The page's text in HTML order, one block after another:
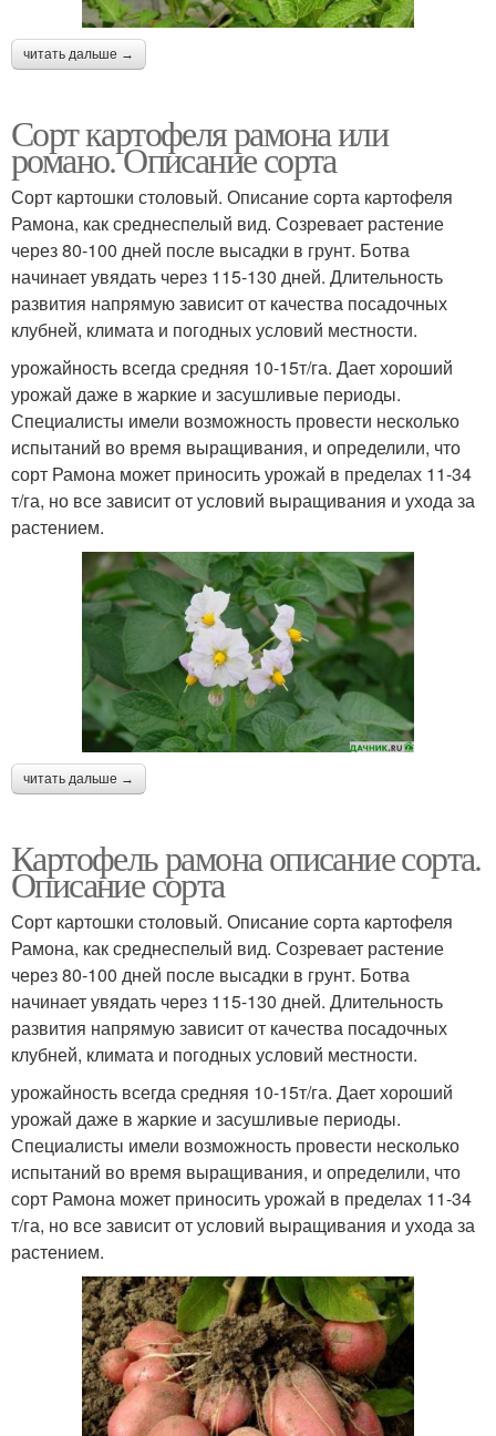
читать дальше →
Сорт картофеля рамона или
романо. Описание сорта
Сорт картошки столовый. Описание сорта картофеля
Рамона, как среднеспелый вид. Созревает растение
через 80-100 дней после высадки в грунт. Ботва
начинает увядать через 115-130 дней. Длительность
развития напрямую зависит от качества посадочных
клубней, климата и погодных условий местности.
урожайность всегда средняя 10-15т/га. Дает хороший
урожай даже в жаркие и засушливые периоды.
Специалисты имели возможность провести несколько
испытаний во время выращивания, и определили, что
сорт Рамона может приносить урожай в пределах 11-34
т/га, но все зависит от условий выращивания и ухода за
растением.
читать дальше →
Картофель рамона описание сорта.
Описание сорта
Сорт картошки столовый. Описание сорта картофеля
Рамона, как среднеспелый вид. Созревает растение
через 80-100 дней после высадки в грунт. Ботва
начинает увядать через 115-130 дней. Длительность
развития напрямую зависит от качества посадочных
клубней, климата и погодных условий местности.
урожайность всегда средняя 10-15т/га. Дает хороший
урожай даже в жаркие и засушливые периоды.
Специалисты имели возможность провести несколько
испытаний во время выращивания, и определили, что
сорт Рамона может приносить урожай в пределах 11-34
т/га, но все зависит от условий выращивания и ухода за
растением.